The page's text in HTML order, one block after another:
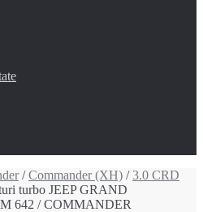
/Commander (XH) /3.0 CRD
turbo JEEP GRAND
642 / COMMANDER